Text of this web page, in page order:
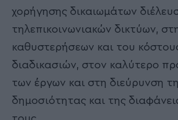
χορήγησης δικαιωμάτων
τηλεπικοινωνιακών δικτύων,
καθυστερήσεων και του
διαδικασιών, στον καλύτερο
των έργων και στη διεύρυνση
δημοσιότητας και της